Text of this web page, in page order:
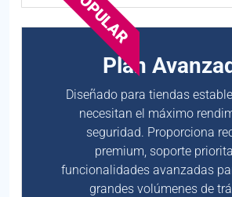
POPULAR
Plan
Diseñado para tiendas
necesitan el máximo
seguridad. Proporciona
premium, soporte
funcionalidades avanzadas
grandes volúmenes de